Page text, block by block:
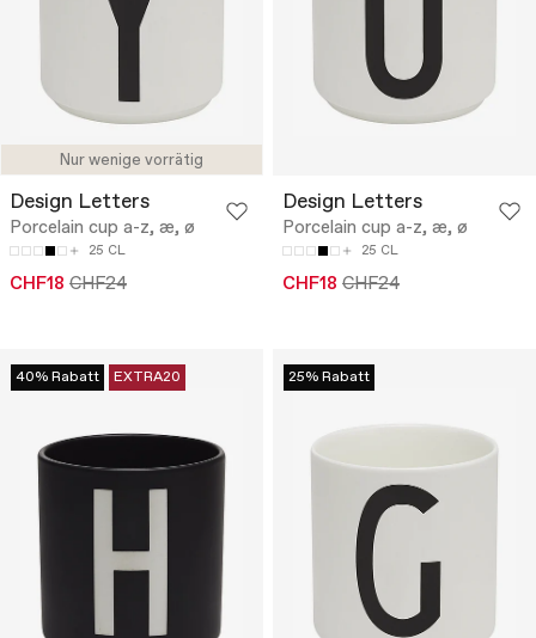
Nur wenige vorrätig
Design Letters
Porcelain cup a-z, æ, ø
25 CL
CHF18 CHF24
Design Letters
Porcelain cup a-z, æ, ø
25 CL
CHF18 CHF24
40% Rabatt EXTRA20 25% Rabatt